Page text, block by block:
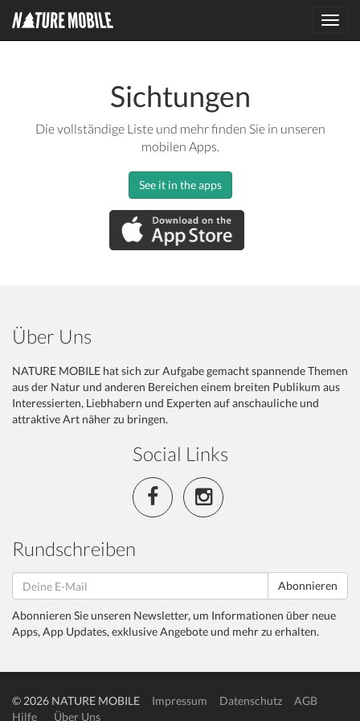
Sichtungen
Die vollständige Liste und mehr finden Sie in unseren
mobilen Apps.
See it in the apps
Über Uns
NATURE MOBILE hat sich zur Aufgabe gemacht spannende Themen
aus der Natur und anderen Bereichen einem breiten Publikum aus
Interessierten, Liebhabern und Experten auf anschauliche und
attraktive Art näher zu bringen.
Social Links
Rundschreiben
Abonnieren
Abonnieren Sie unseren Newsletter, um Informationen über neue
Apps, App Updates, exklusive Angebote und mehr zu erhalten.
© 2026 NATURE MOBILE Impressum Datenschutz
AGB
Hilfe
Über Uns